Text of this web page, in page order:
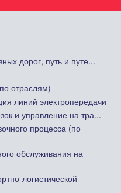
дорог, путь и путе...
отраслям)
линий электропередачи
и управление на тра...
процесса (по
обслуживания на
логистической